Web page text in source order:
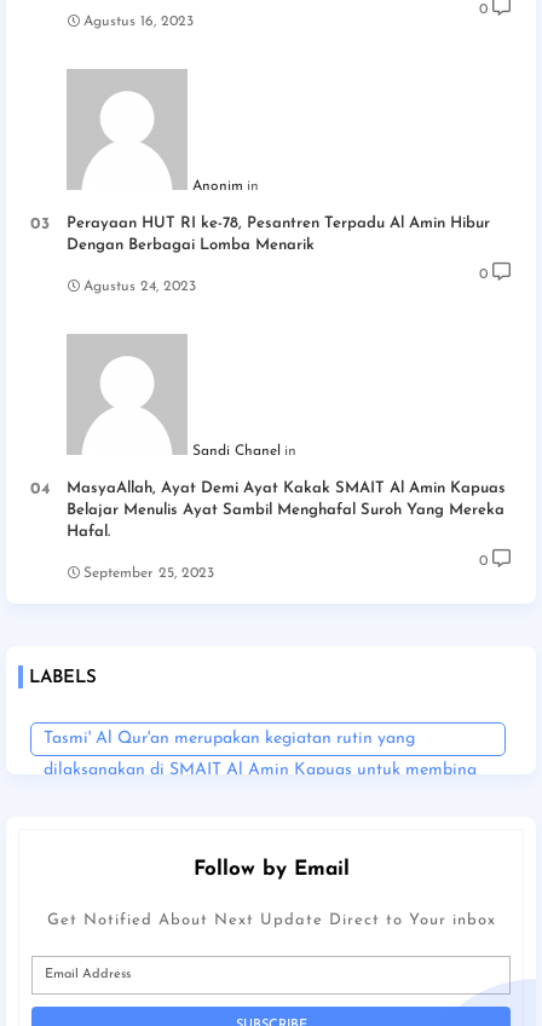
Agustus 16, 2023
0
Anonim
Perayaan HUT RI ke-78, Pesantren Terpadu Al Amin Hibur
Dengan Berbagai Lomba Menarik
Agustus 24, 2023
0
Sandi Chanel
MasyaAllah, Ayat Demi Ayat Kakak SMAIT Al Amin Kapuas
Belajar Menulis Ayat Sambil Menghafal Suroh Yang Mereka
Hafal.
September 25, 2023
0
LABELS
Tasmi' Al Qur'an merupakan kegiatan rutin yang
dilaksanakan di SMAIT Al Amin Kapuas untuk membina
Follow by Email
Get Notified About Next Update Direct to Your inbox